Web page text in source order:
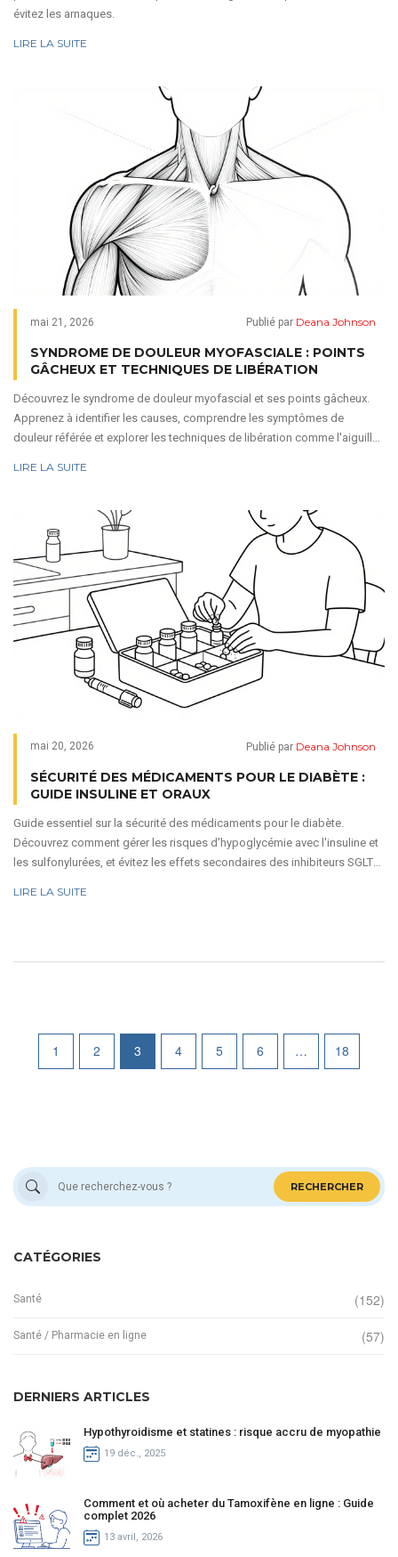
évitez les arnaques.
LIRE LA SUITE
mai 21, 2026 Publié par Deana Johnson
SYNDROME DE DOULEUR MYOFASCIALE : POINTS
GÂCHEUX ET TECHNIQUES DE LIBÉRATION
Découvrez le syndrome de douleur myofascial et ses points gâcheux.
Apprenez à identifier les causes, comprendre les symptômes de
douleur référée et explorer les techniques de libération comme l'aiguille
LIRE LA SUITE
mai 20, 2026 Publié par Deana Johnson
SÉCURITÉ DES MÉDICAMENTS POUR LE DIABÈTE :
GUIDE INSULINE ET ORAUX
Guide essentiel sur la sécurité des médicaments pour le diabète.
Découvrez comment gérer les risques d'hypoglycémie avec l'insuline et
les sulfonylurées, et évitez les effets secondaires des inhibiteurs SGLT2
LIRE LA SUITE
1 2 3 4 5 6 … 18
RECHERCHER
CATÉGORIES
Santé (152)
Santé / Pharmacie en ligne (57)
DERNIERS ARTICLES
Hypothyroidisme et statines : risque accru de myopathie
19 déc., 2025
Comment et où acheter du Tamoxifène en ligne : Guide
complet 2026
13 avril, 2026